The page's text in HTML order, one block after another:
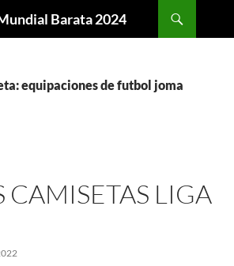
Barata 2024
equipaciones de futbol joma
CAMISETAS LIGA